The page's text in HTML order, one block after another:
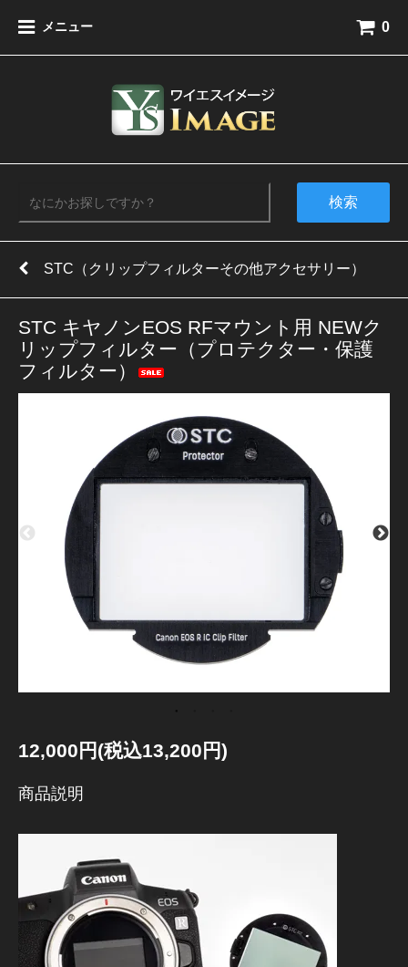
メニュー 0
検索
STC（クリップフィルターその他アクセサリー）
STC キヤノンEOS RFマウント用 NEWク
リップフィルター（プロテクター・保護
フィルター）
12,000円(税込13,200円)
商品説明